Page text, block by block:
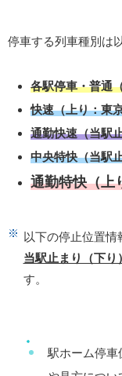
停車する列車種別は
各駅停車・普通
快速（上り：東
通勤快速（当駅
中央特快（当駅
通勤特快（上
以下の停止位置情
当駅止まり（下り
す。
駅ホーム停車